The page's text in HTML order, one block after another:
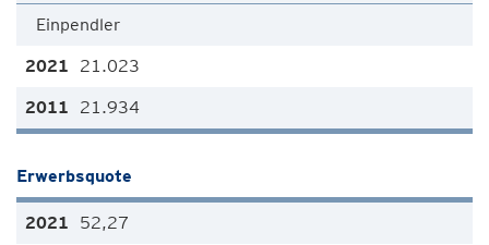
Einpendler
21.023
21.934
Erwerbsquote
52,27